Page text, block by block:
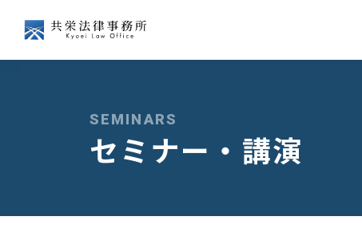
経済法 国際
SEMINARS
セミナー・講演